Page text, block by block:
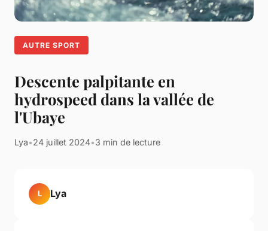
AUTRE SPORT
Descente palpitante en
hydrospeed dans la vallée de
l'Ubaye
Lya•24 juillet 2024•3 min de lecture
L Lya